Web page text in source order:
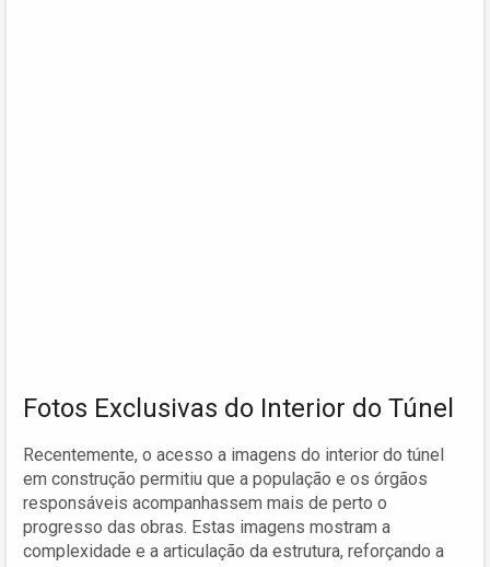
Fotos Exclusivas do Interior do Túnel
Recentemente, o acesso a imagens do interior do túnel
em construção permitiu que a população e os órgãos
responsáveis acompanhassem mais de perto o
progresso das obras. Estas imagens mostram a
complexidade e a articulação da estrutura, reforçando a